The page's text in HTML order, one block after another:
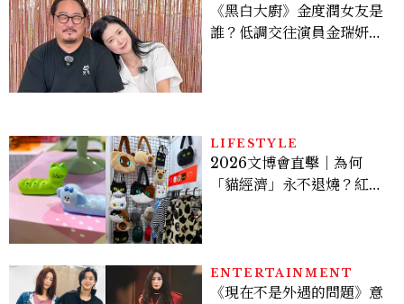
《黑白大廚》金度潤女友是
誰？低調交往演員金瑞妍、
LIFESTYLE
2026文博會直擊｜為何
「貓經濟」永不退燒？紅到
ENTERTAINMENT
《現在不是外遇的問題》意